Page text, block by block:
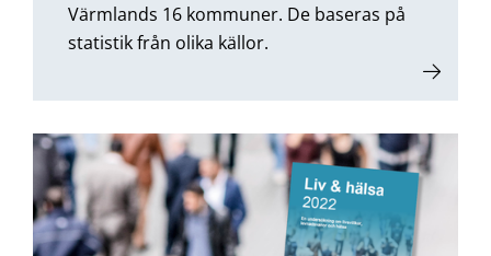
Värmlands 16 kommuner. De baseras på
statistik från olika källor.